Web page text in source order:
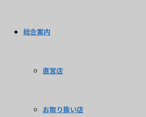
総合案内
直営店
お取り扱い店